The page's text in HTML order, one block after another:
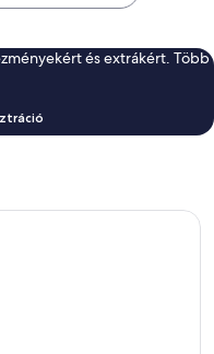
és extrákért. Több